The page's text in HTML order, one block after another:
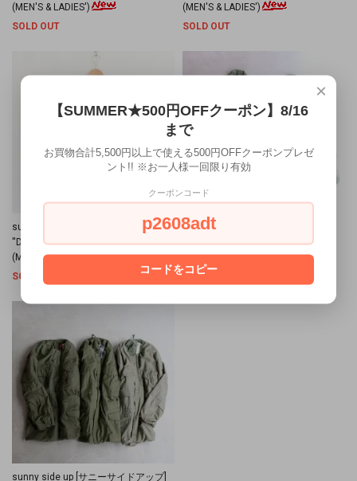
(MEN'S & LADIES')
SOLD OUT
(MEN'S & LADIES')
SOLD OUT
sunny side up [サニーサイドアップ]
''DENIM 1ST BACK WIDE JK TYPE/A''
(MEN'S & LADIES')
SOLD OUT
sunny side up [サニーサイドアップ]
''RE 8FOR1 ARMY SHIRT'' (MEN'S &
LADIES')
SOLD OUT
sunny side up [サニーサイドアップ]
×
【SUMMER★500円OFFクーポン】8/16
まで
お買物合計5,500円以上で使える500円OFFクーポンプレゼ
ント!! ※お一人様一回限り有効
クーポンコード
p2608adt
コードをコピー